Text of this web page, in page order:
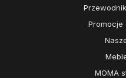
Promocje
MOMA